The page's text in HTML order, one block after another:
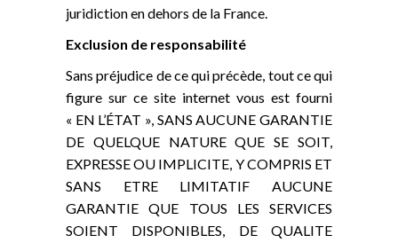
juridiction en dehors de la France.
Exclusion de responsabilité
Sans préjudice de ce qui précède, tout ce qui
figure sur ce site internet vous est fourni
« EN L’ÉTAT », SANS AUCUNE GARANTIE
DE QUELQUE NATURE QUE SE SOIT,
EXPRESSE OU IMPLICITE, Y COMPRIS ET
SANS ETRE LIMITATIF AUCUNE
GARANTIE QUE TOUS LES SERVICES
SOIENT DISPONIBLES, DE QUALITE